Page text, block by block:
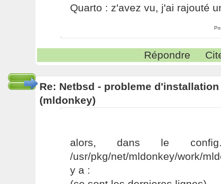
Quarto : z'avez vu, j'ai rajouté
Répondre
Re: Netbsd - probleme
(mldonkey)
alors, dans le
/usr/pkg/net/mldonkey/work/
y a :